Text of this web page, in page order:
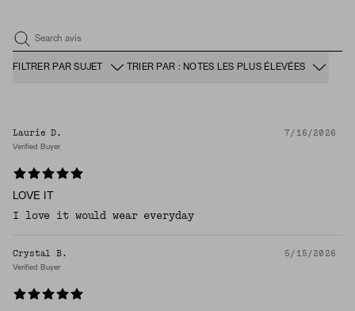
Search avis
FILTRER PAR SUJET TRIER PAR : NOTES LES PLUS ÉLEVÉES
Laurie D. 7/16/2026
Verified Buyer
LOVE IT
I love it would wear everyday
Crystal B. 5/15/2026
Verified Buyer